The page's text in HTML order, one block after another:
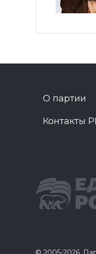
О партии
Контакты